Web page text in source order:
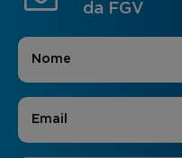
da FGV
Nome
E-mail